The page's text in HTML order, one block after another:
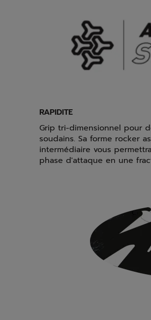
RAPIDITE
Grip tri-dimensionnel pour
soudains. Sa forme rocker
intermédiaire vous
phase d'attaque en une